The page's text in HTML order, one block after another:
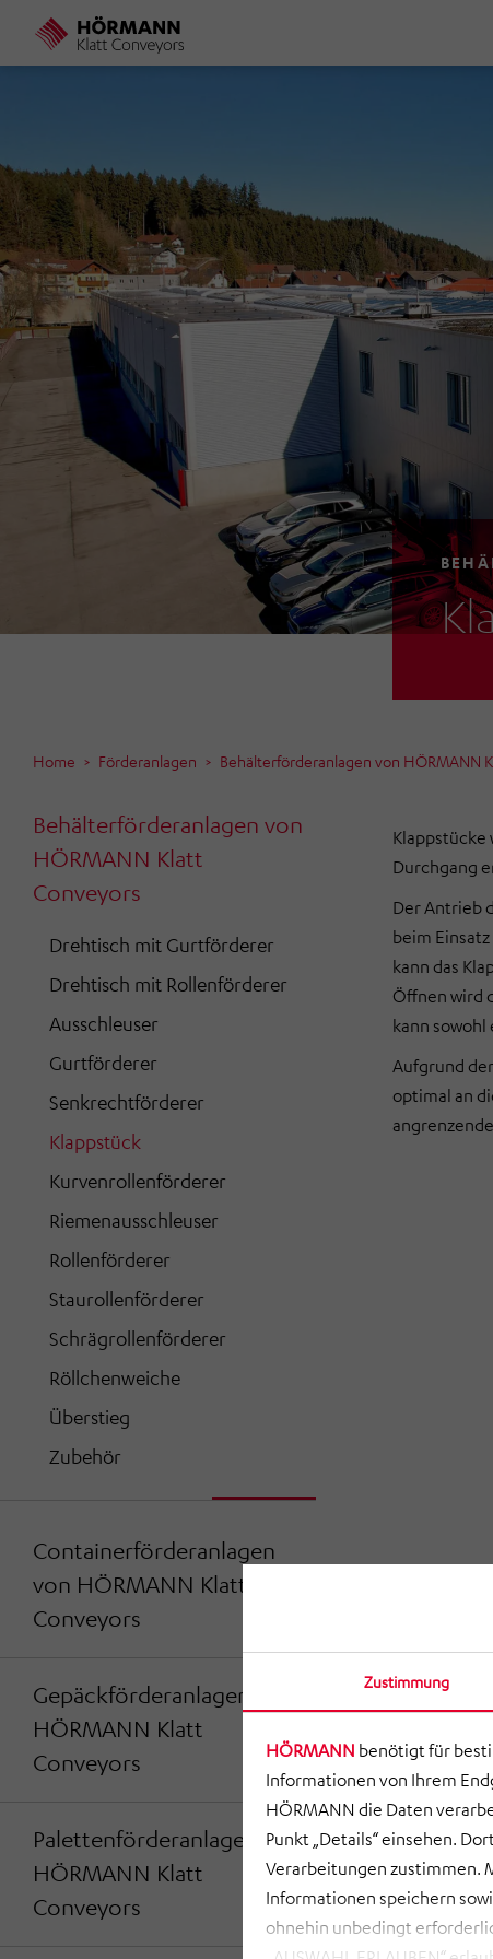
Zustimmung
HÖRMANN benötigt für
Informationen von Ihrem
HÖRMANN die Daten
Punkt „Details“ einsehen.
Verarbeitungen zustimmen.
Informationen speichern
ohnehin unbedingt
Home Förderanlagen Behälterförderanlagen von HÖRMANN
Behälterförderanlagen von
HÖRMANN Klatt
Conveyors
Drehtisch mit Gurtförderer
Drehtisch mit Rollenförderer
Ausschleuser
Gurtförderer
Senkrechtförderer
Klappstück
Kurvenrollenförderer
Riemenausschleuser
Rollenförderer
Staurollenförderer
Schrägrollenförderer
Röllchenweiche
Überstieg
Zubehör
Containerförderanlagen
von HÖRMANN Klatt
Conveyors
Gepäckförderanlagen von
HÖRMANN Klatt
Conveyors
Palettenförderanlagen von
HÖRMANN Klatt
Conveyors
Durchgang
Der Antrieb
beim
kann das
Öffnen wird
kann
Aufgrund
optimal an